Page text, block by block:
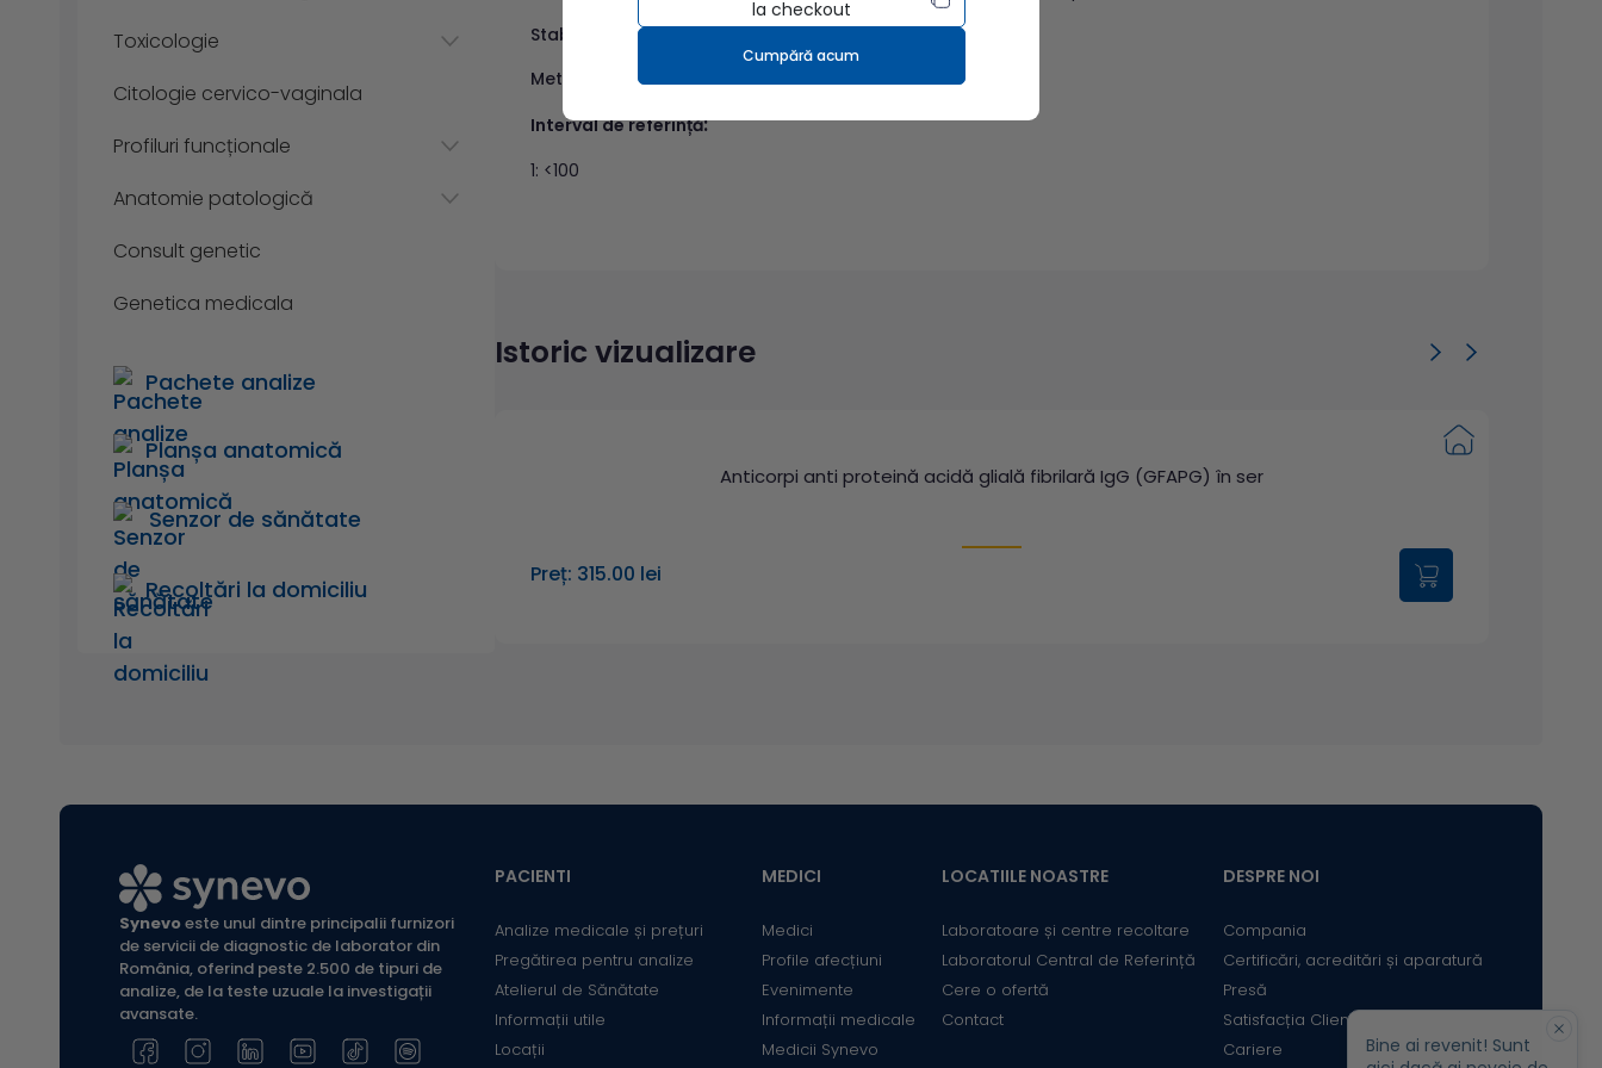
Toxicologie
Citologie cervico-vaginala
Profiluri funcționale
Anatomie patologică
Consult genetic
Genetica medicala
Pachete analize
Planșa anatomică
Senzor de sănătate
Recoltări la domiciliu
Stabilitate probă:serul este stabil 15 zile refrigerat la 2-8°C.
Metodă
Interval de referință:
1: <100
Istoric vizualizare
Anticorpi anti proteină acidă glială fibrilară IgG (GFAPG) în ser
Preț: 315.00 lei
Synevoeste unul dintre principalii furnizori
de servicii de diagnostic de laborator din
România, oferind peste 2.500 de tipuri de
analize, de la teste uzuale la investigații
avansate.
PACIENTI
Analize medicale și prețuri
Pregătirea pentru analize
Atelierul de Sănătate
Informații utile
Locații
MEDICI
Medici
Profile afecțiuni
Evenimente
Informații medicale
Medicii Synevo
LOCATIILE NOASTRE
Laboratoare și centre recoltare
Laboratorul Central de Referință
Cere o ofertă
Contact
DESPRE NOI
Compania
Certificări, acreditări și aparatură
Presă
Satisfacția Clientului
Cariere
la checkout
Cumpără acum
Bine ai revenit! Sunt